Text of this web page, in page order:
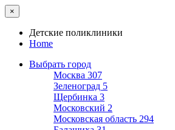
×
Детские поликлиники
Home
Выбрать город
Москва 307
Зеленоград 5
Щербинка 3
Московский 2
Московская область 294